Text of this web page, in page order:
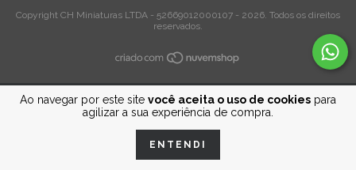
Ao navegar por este site você aceita o uso de cookies para
agilizar a sua experiência de compra.
ENTENDI
Copyright CH Miniaturas LTDA - 52669012000107 - 2026. Todos os direitos
reservados.